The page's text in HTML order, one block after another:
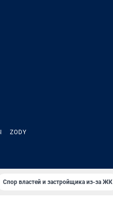
ZODY
Спор властей и застройщика из-за ЖК